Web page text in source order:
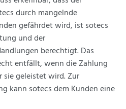
durch mangelnde
gefährdet wird, ist sotecs
und der
berechtigt. Das
entfällt, wenn die Zahlung
geleistet wird. Zur
kann sotecs dem Kunden eine